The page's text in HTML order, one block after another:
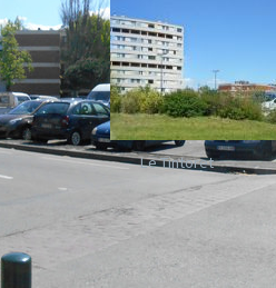
Le Tintoret